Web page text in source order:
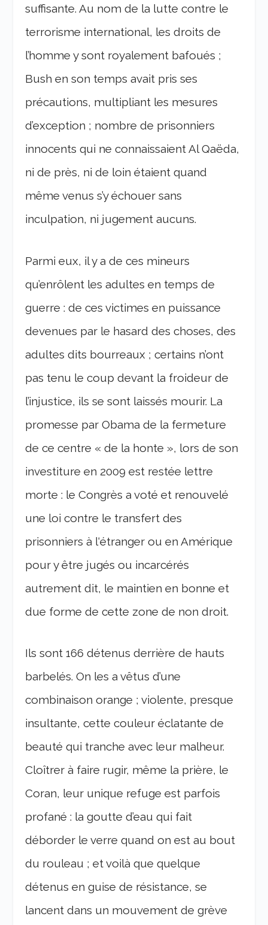
suffisante. Au nom de la lutte contre le
terrorisme international, les droits de
l’homme y sont royalement bafoués ;
Bush en son temps avait pris ses
précautions, multipliant les mesures
d’exception ; nombre de prisonniers
innocents qui ne connaissaient Al Qaëda,
ni de près, ni de loin étaient quand
même venus s’y échouer sans
inculpation, ni jugement aucuns.
Parmi eux, il y a de ces mineurs
qu’enrôlent les adultes en temps de
guerre : de ces victimes en puissance
devenues par le hasard des choses, des
adultes dits bourreaux ; certains n’ont
pas tenu le coup devant la froideur de
l’injustice, ils se sont laissés mourir. La
promesse par Obama de la fermeture
de ce centre « de la honte », lors de son
investiture en 2009 est restée lettre
morte : le Congrès a voté et renouvelé
une loi contre le transfert des
prisonniers à l‘étranger ou en Amérique
pour y être jugés ou incarcérés
autrement dit, le maintien en bonne et
due forme de cette zone de non droit.
Ils sont 166 détenus derrière de hauts
barbelés. On les a vêtus d’une
combinaison orange ; violente, presque
insultante, cette couleur éclatante de
beauté qui tranche avec leur malheur.
Cloîtrer à faire rugir, même la prière, le
Coran, leur unique refuge est parfois
profané : la goutte d’eau qui fait
déborder le verre quand on est au bout
du rouleau ; et voilà que quelque
détenus en guise de résistance, se
lancent dans un mouvement de grève